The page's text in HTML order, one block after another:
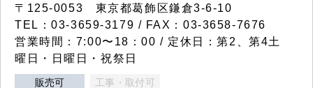
〒125-0053 東京都葛飾区鎌倉3-6-10
TEL：03-3659-3179 / FAX：03-3658-7676
営業時間：7:00〜18：00 / 定休日：第2、第4土
曜日・日曜日・祝祭日
販売可 工事・取付可